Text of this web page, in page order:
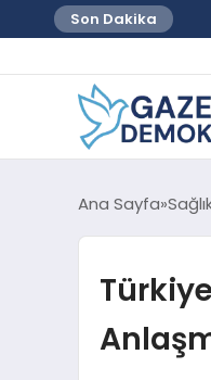
Son Dakika
Ana Sayfa